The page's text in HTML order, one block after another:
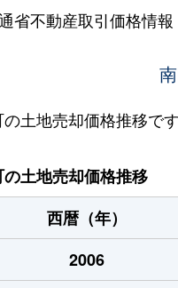
省不動産取引価格情報
土地売却価格推移です
土地売却価格推移
西暦（年）
2006